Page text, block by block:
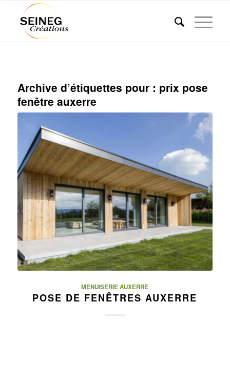
Archive d’étiquettes pour : prix pose
fenêtre auxerre
MENUISERIE AUXERRE
POSE DE FENÊTRES AUXERRE